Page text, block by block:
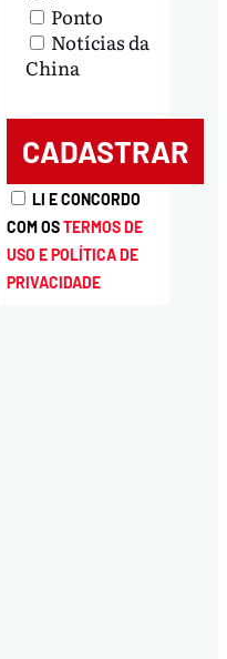
Ponto
Notícias da
China
LI E CONCORDO
COM OSTERMOS DE
USO E POLÍTICA DE
PRIVACIDADE